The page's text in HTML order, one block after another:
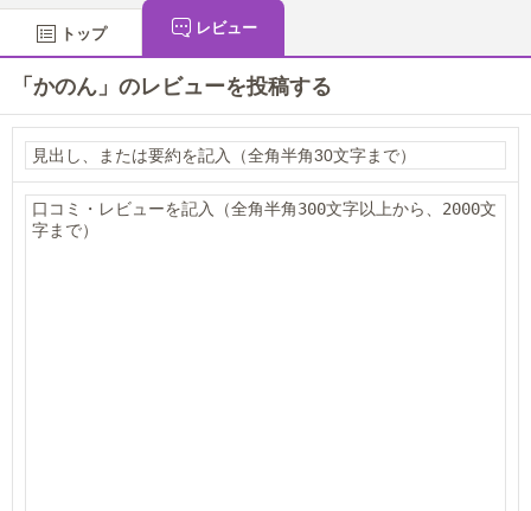
トップ レビュー
「かのん」のレビューを投稿する